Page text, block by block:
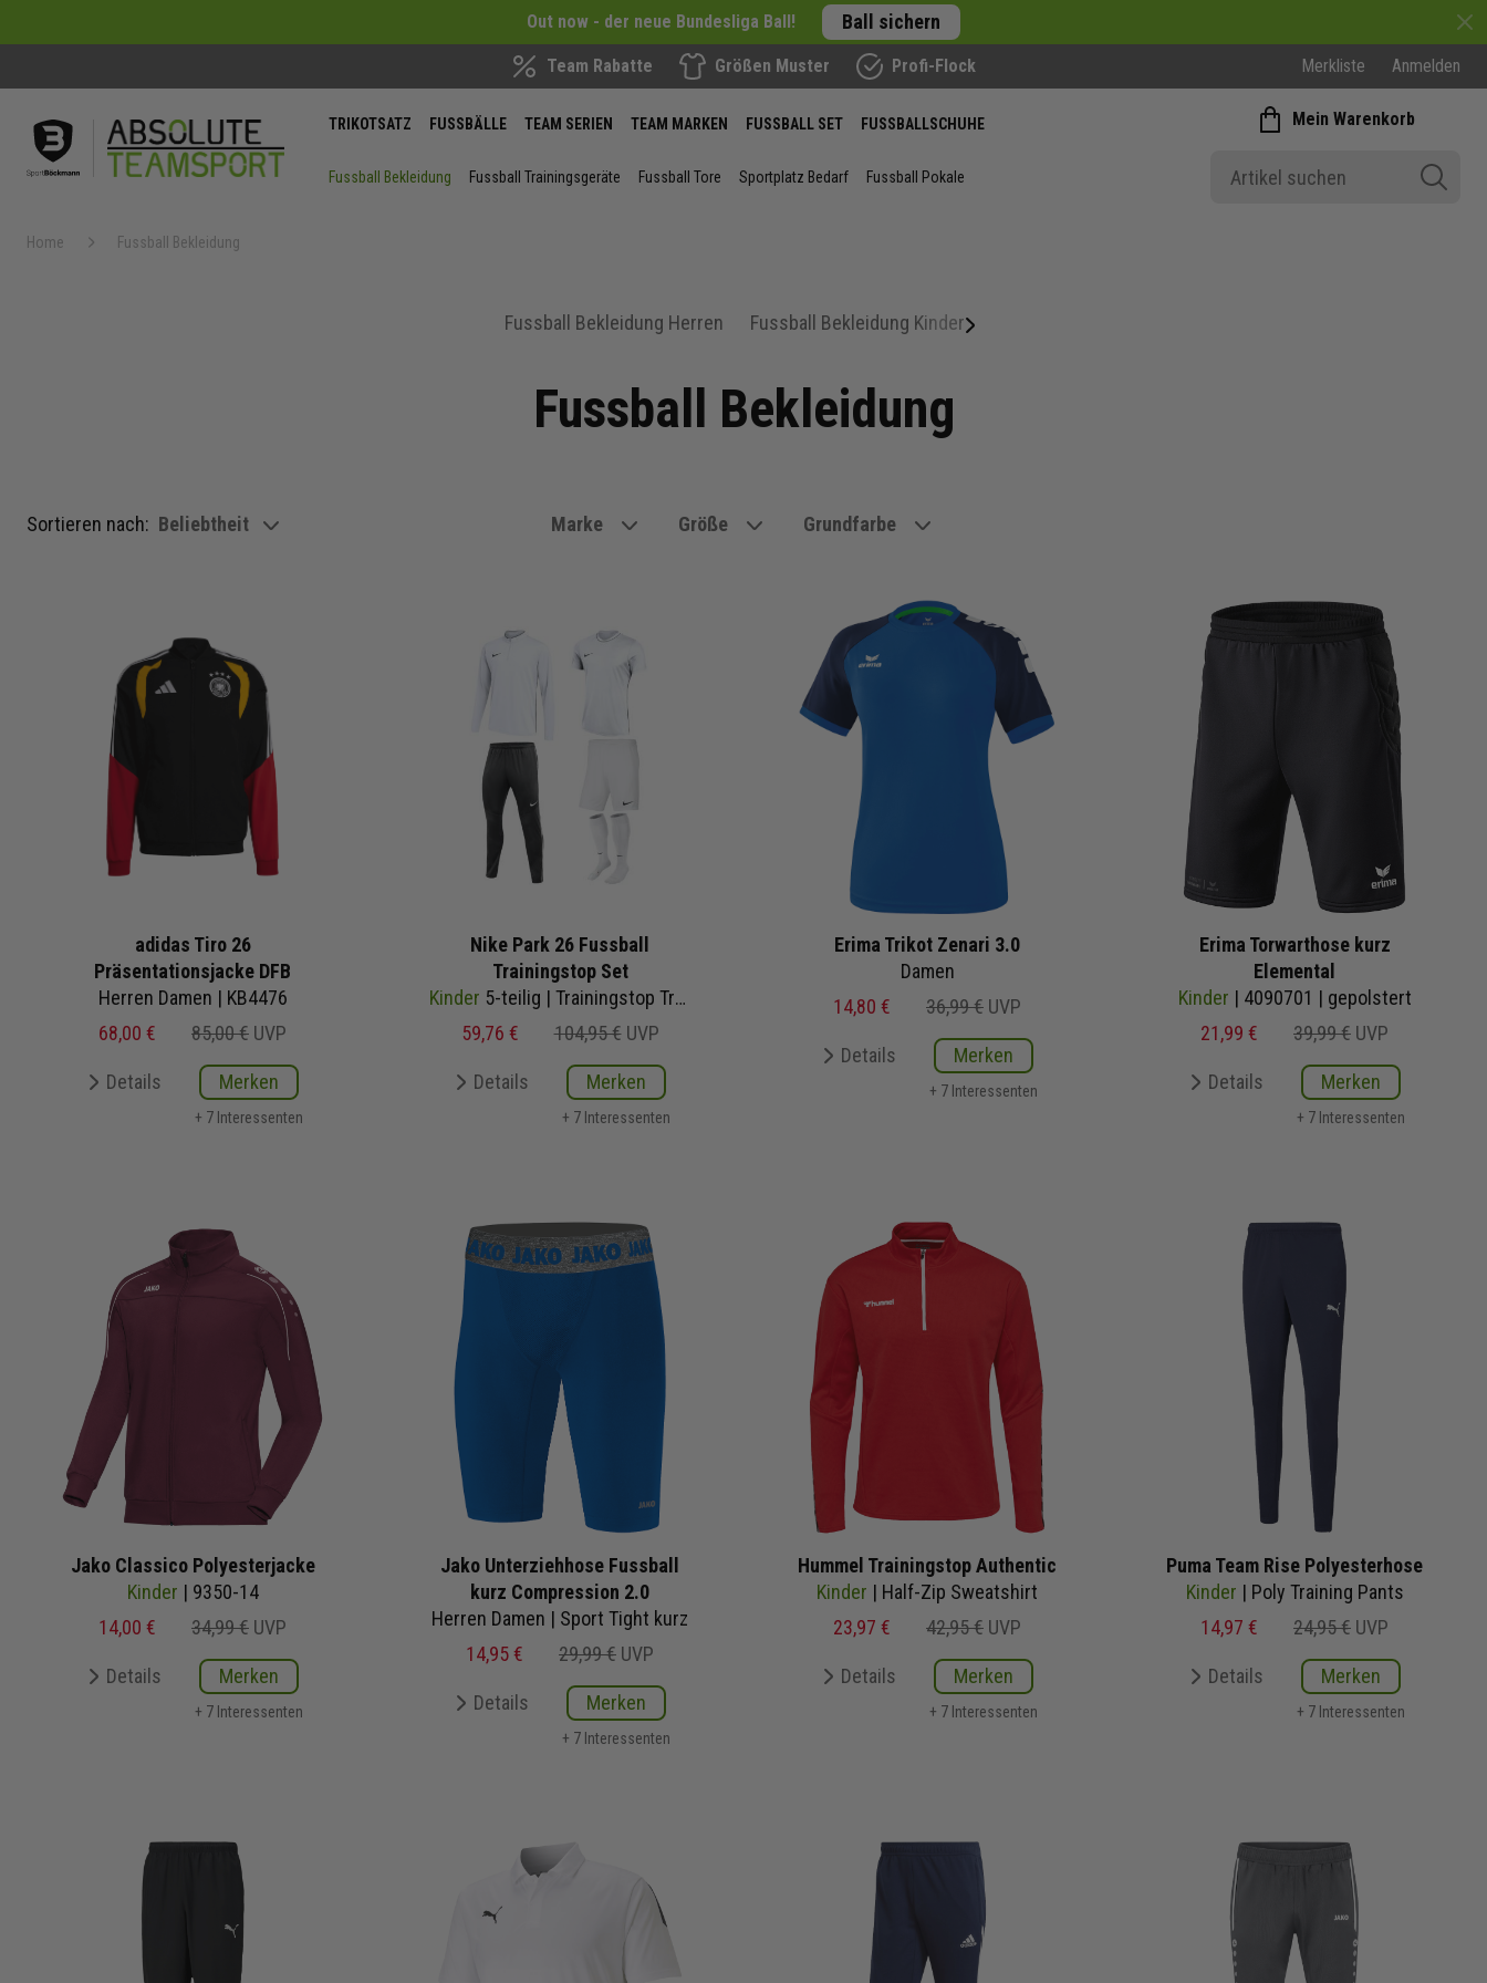
Out now - der neue Bundesliga Ball! Ball sichern
Team Rabatte Größen Muster Profi-Flock Merkliste Anmelden
TRIKOTSATZ FUSSBÄLLE TEAM SERIEN TEAM MARKEN FUSSBALL SET FUSSBALLSCHUHE
Fussball Bekleidung Fussball Trainingsgeräte Fussball Tore Sportplatz Bedarf Fussball Pokale
Mein Warenkorb
Home Fussball Bekleidung
Fussball Bekleidung Herren Fussball Bekleidung Kinder
Fussball Bekleidung
Sortieren nach: show filteroptions
Beliebtheit Marke Größe Grundfarbe
adidas Tiro 26
Präsentationsjacke DFB
Herren Damen | KB4476
68,00 €
85,00 € UVP
Details Merken
+ 7 Interessenten
Nike Park 26 Fussball
Trainingstop Set
Kinder 5-teilig | Trainingstop Trainingshose Trainingsshirt Short Fussballsocken | Fußball Komplettset
59,76 €
104,95 € UVP
Details Merken
+ 7 Interessenten
Erima Trikot Zenari 3.0
Damen
14,80 €
36,99 € UVP
Details Merken
+ 7 Interessenten
Erima Torwarthose kurz
Elemental
Kinder | 4090701 | gepolstert
21,99 €
39,99 € UVP
Details Merken
+ 7 Interessenten
Jako Classico Polyesterjacke
Kinder | 9350-14
14,00 €
34,99 € UVP
Details Merken
+ 7 Interessenten
Jako Unterziehhose Fussball
kurz Compression 2.0
Herren Damen | Sport Tight kurz
14,95 €
29,99 € UVP
Details Merken
+ 7 Interessenten
Hummel Trainingstop Authentic
Kinder | Half-Zip Sweatshirt
23,97 €
42,95 € UVP
Details Merken
+ 7 Interessenten
Puma Team Rise Polyesterhose
Kinder | Poly Training Pants
14,97 €
24,95 € UVP
Details Merken
+ 7 Interessenten